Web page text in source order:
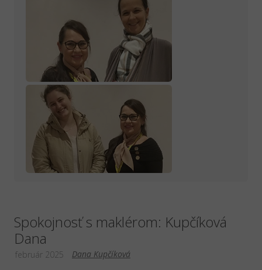
Spokojnosť s maklérom: Kupčíková
Dana
Dana Kupčíková
február 2025